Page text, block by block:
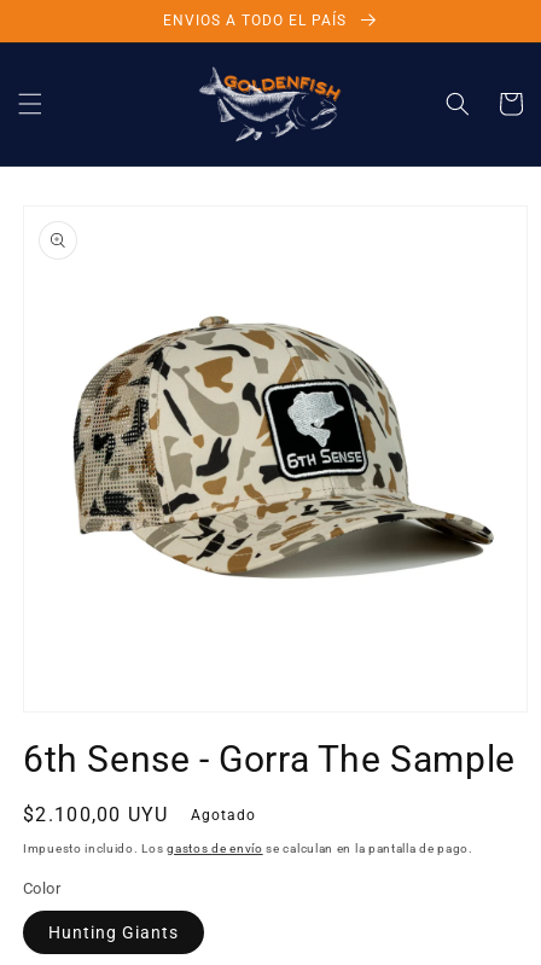
al contenido
ENVIOS A TODO EL PAÍS
Carrito
a la
información
multimedia
1
una
modal
6th Sense - Gorra The Sample
Precio
habitual
$2.100,00 UYU Agotado
Impuesto incluido. Losgastos de envío se calculan en la pantalla de pago.
Color
Hunting Giants